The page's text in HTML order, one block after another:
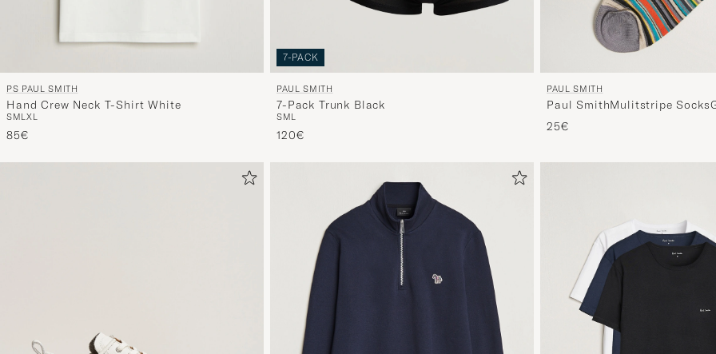
PS PAUL SMITH
Hand Crew Neck T-Shirt White
SMLXL
85€
7-PACK
PAUL SMITH
7-Pack Trunk Black
SML
120€
PAUL SMITH
Paul SmithMulitstripe
25€